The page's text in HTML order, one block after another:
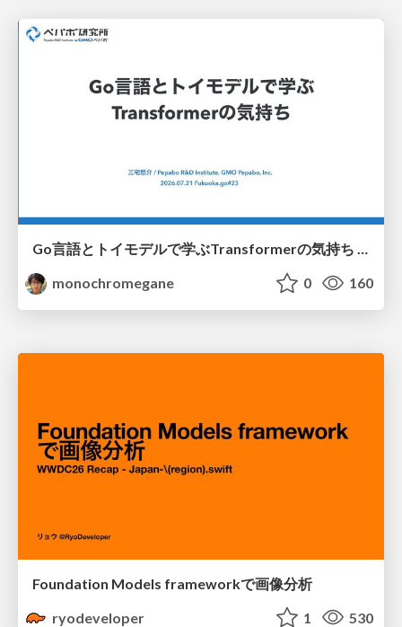
Go言語とトイモデルで学ぶTransformerの気持ち / fukuokago23-transformer
monochromegane
0 160
Foundation Models frameworkで画像分析
ryodeveloper
1 530